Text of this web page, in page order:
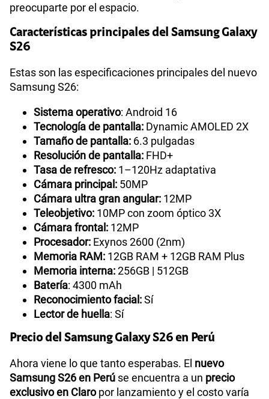
preocuparte por el espacio.
Características principales del Samsung Galaxy
S26
Estas son las especificaciones principales del nuevo
Samsung S26:
Sistema operativo: Android 16
Tecnología de pantalla: Dynamic AMOLED 2X
Tamaño de pantalla: 6.3 pulgadas
Resolución de pantalla: FHD+
Tasa de refresco: 1–120Hz adaptativa
Cámara principal: 50MP
Cámara ultra gran angular: 12MP
Teleobjetivo: 10MP con zoom óptico 3X
Cámara frontal: 12MP
Procesador: Exynos 2600 (2nm)
Memoria RAM: 12GB RAM + 12GB RAM Plus
Memoria interna:256GB | 512GB
Batería: 4300 mAh
Reconocimiento facial:Sí
Lector de huella: Sí
Precio del Samsung Galaxy S26 en Perú
Ahora viene lo que tanto esperabas. El nuevo
Samsung S26 en Perú se encuentra a un precio
exclusivo en Claropor lanzamiento y el costo varía